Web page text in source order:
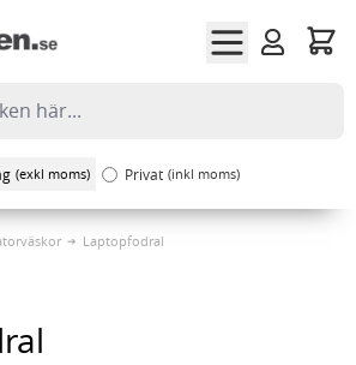
(exkl moms) Privat (inkl moms)
Laptopfodral